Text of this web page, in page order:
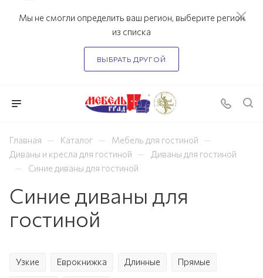
Мы не смогли определить ваш регион, выберите регион
из списка
ВЫБРАТЬ ДРУГОЙ
Главная — Каталог — Мебель для гостиной —
Диваны и кресла для гостиной — Диваны для гостиной
— Синие диваны для гостиной
Синие диваны для
гостиной
Узкие Еврокнижка Длинные Прямые